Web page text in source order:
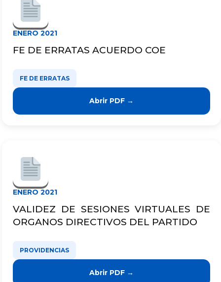
ENERO 2021
FE DE ERRATAS ACUERDO COE
FE DE ERRATAS
Abrir PDF →
ENERO 2021
VALIDEZ DE SESIONES VIRTUALES DE
ORGANOS DIRECTIVOS DEL PARTIDO
PROVIDENCIAS
Abrir PDF →